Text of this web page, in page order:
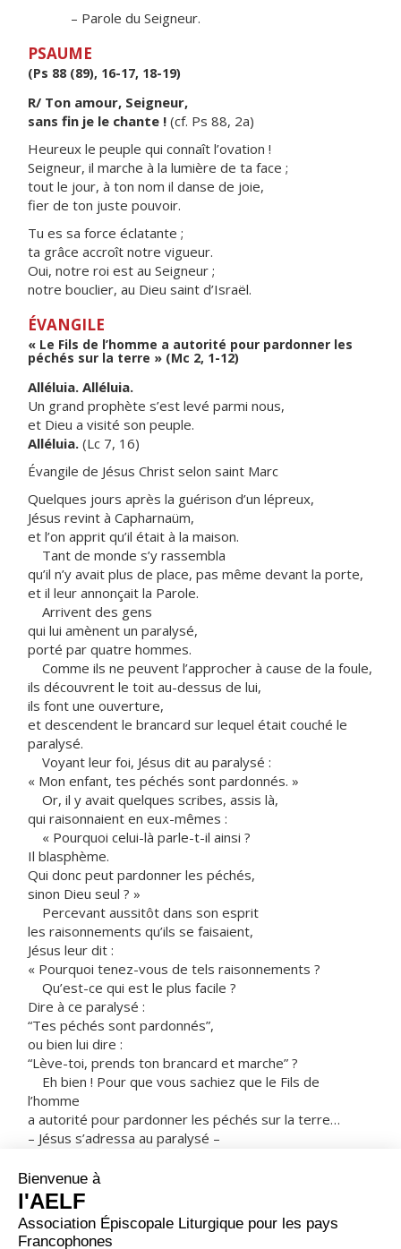
– Parole du Seigneur.
PSAUME
(Ps 88 (89), 16-17, 18-19)
R/ Ton amour, Seigneur,
sans fin je le chante ! (cf. Ps 88, 2a)
Heureux le peuple qui connaît l’ovation !
Seigneur, il marche à la lumière de ta face ;
tout le jour, à ton nom il danse de joie,
fier de ton juste pouvoir.
Tu es sa force éclatante ;
ta grâce accroît notre vigueur.
Oui, notre roi est au Seigneur ;
notre bouclier, au Dieu saint d’Israël.
ÉVANGILE
« Le Fils de l’homme a autorité pour pardonner les
péchés sur la terre » (Mc 2, 1-12)
Alléluia. Alléluia.
Un grand prophète s’est levé parmi nous,
et Dieu a visité son peuple.
Alléluia. (Lc 7, 16)
Évangile de Jésus Christ selon saint Marc
Quelques jours après la guérison d’un lépreux,
Jésus revint à Capharnaüm,
et l’on apprit qu’il était à la maison.
Tant de monde s’y rassembla
qu’il n’y avait plus de place, pas même devant la porte,
et il leur annonçait la Parole.
Arrivent des gens
qui lui amènent un paralysé,
porté par quatre hommes.
Comme ils ne peuvent l’approcher à cause de la foule,
ils découvrent le toit au-dessus de lui,
ils font une ouverture,
et descendent le brancard sur lequel était couché le
paralysé.
Voyant leur foi, Jésus dit au paralysé :
« Mon enfant, tes péchés sont pardonnés. »
Or, il y avait quelques scribes, assis là,
qui raisonnaient en eux-mêmes :
« Pourquoi celui-là parle-t-il ainsi ?
Il blasphème.
Qui donc peut pardonner les péchés,
sinon Dieu seul ? »
Percevant aussitôt dans son esprit
les raisonnements qu’ils se faisaient,
Jésus leur dit :
« Pourquoi tenez-vous de tels raisonnements ?
Qu’est-ce qui est le plus facile ?
Dire à ce paralysé :
“Tes péchés sont pardonnés”,
ou bien lui dire :
“Lève-toi, prends ton brancard et marche” ?
Eh bien ! Pour que vous sachiez que le Fils de
l’homme
a autorité pour pardonner les péchés sur la terre…
– Jésus s’adressa au paralysé –
prends ton brancard, et rentre dans ta maison. »
Il se leva, prit aussitôt son brancard,
et sortit devant tout le monde.
Tous étaient frappés de stupeur